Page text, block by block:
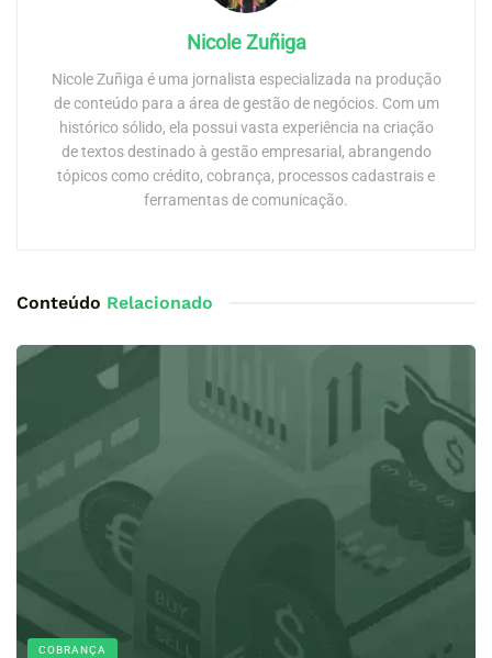
Nicole Zuñiga
Nicole Zuñiga é uma jornalista especializada na produção
de conteúdo para a área de gestão de negócios. Com um
histórico sólido, ela possui vasta experiência na criação
de textos destinado à gestão empresarial, abrangendo
tópicos como crédito, cobrança, processos cadastrais e
ferramentas de comunicação.
Conteúdo Relacionado
COBRANÇA